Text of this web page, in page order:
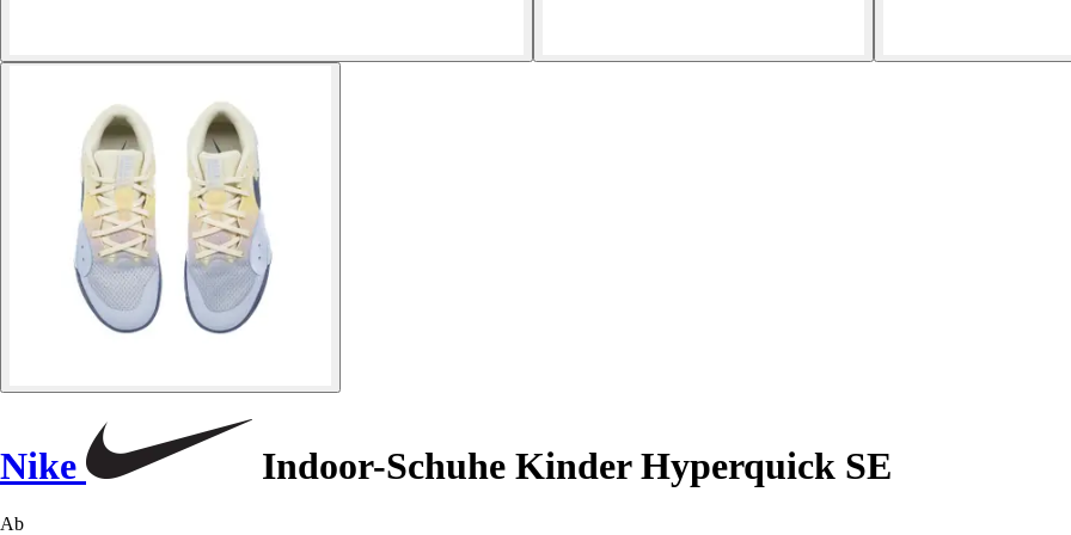
Nike Indoor-Schuhe Kinder Hyperquick SE
Ab